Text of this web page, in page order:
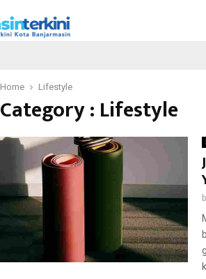
Home Lifestyle
Category : Lifestyle